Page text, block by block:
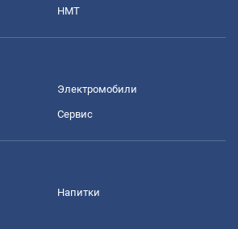
НМТ
Электромобили
Сервис
Напитки